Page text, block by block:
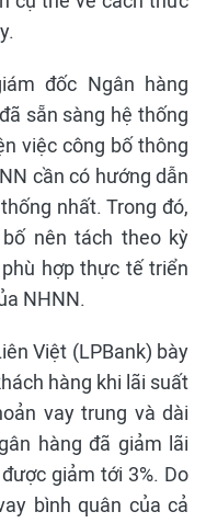
đốc Ngân hàng
sẵn sàng hệ thống
việc công bố thông
cần có hướng dẫn
nhất. Trong đó,
nên tách theo kỳ
hợp thực tế triển
NHNN.
Việt (LPBank) bày
hàng khi lãi suất
vay trung và dài
hàng đã giảm lãi
giảm tới 3%. Do
bình quân của cả